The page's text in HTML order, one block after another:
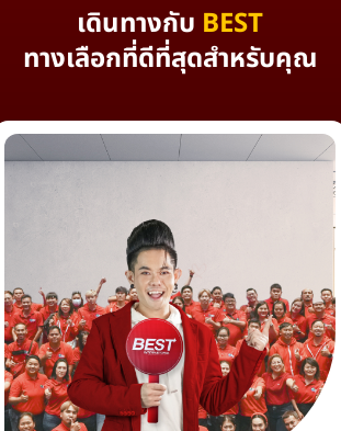
เดินทางกับ BEST
ทางเลือกที่ดีที่สุดสำหรับคุณ